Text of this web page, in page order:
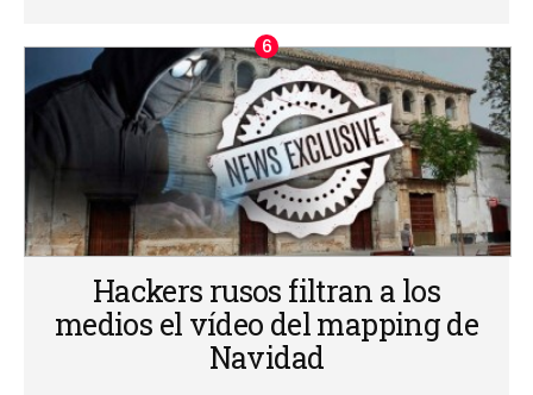
Hackers rusos filtran a los
medios el vídeo del mapping de
Navidad